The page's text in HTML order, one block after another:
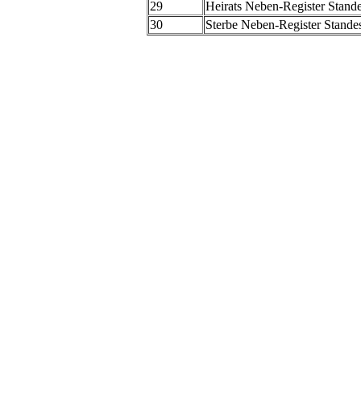
29
Heirats Neben-Register
30
Sterbe Neben-Register